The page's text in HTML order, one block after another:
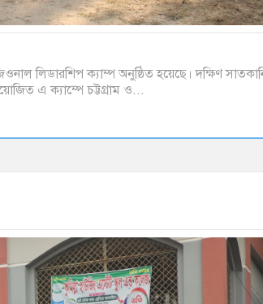
লিডারশিপ ক্যাম্প অনুষ্ঠিত হয়েছে। দক্ষিণ
এ ক্যাম্পে চট্টগ্রাম ও...